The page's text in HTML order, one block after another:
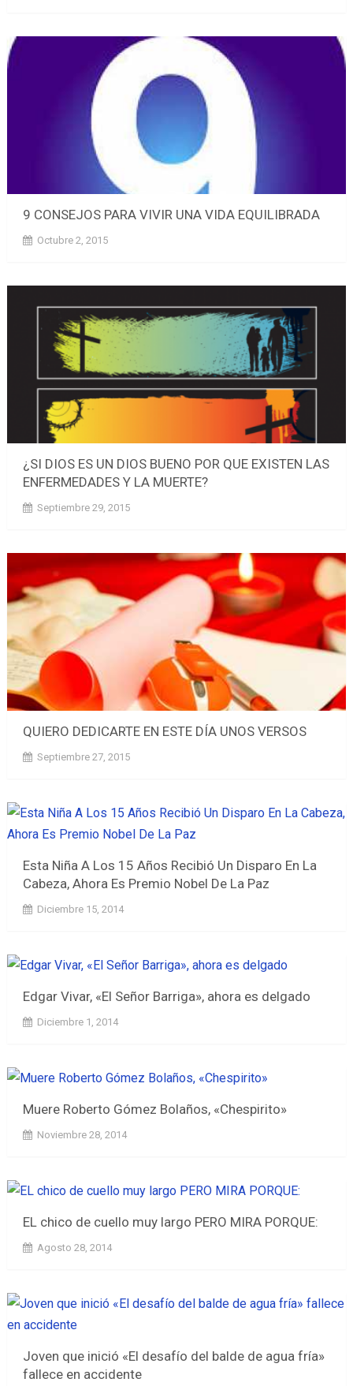
9 CONSEJOS PARA VIVIR UNA VIDA EQUILIBRADA
Octubre 2, 2015
¿SI DIOS ES UN DIOS BUENO POR QUE EXISTEN LAS
ENFERMEDADES Y LA MUERTE?
Septiembre 29, 2015
QUIERO DEDICARTE EN ESTE DÍA UNOS VERSOS
Septiembre 27, 2015
Esta Niña A Los 15 Años Recibió Un Disparo En La
Cabeza, Ahora Es Premio Nobel De La Paz
Diciembre 15, 2014
Edgar Vivar, «El Señor Barriga», ahora es delgado
Diciembre 1, 2014
Muere Roberto Gómez Bolaños, «Chespirito»
Noviembre 28, 2014
EL chico de cuello muy largo PERO MIRA PORQUE:
Agosto 28, 2014
Joven que inició «El desafío del balde de agua fría»
fallece en accidente